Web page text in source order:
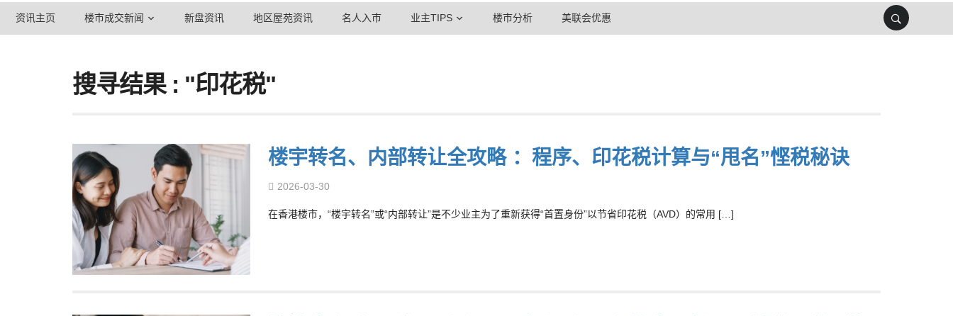
资讯主页 楼市成交新闻 新盘资讯 地区屋苑资讯 名人入市 业主TIPS 楼市分析 美联会优惠
搜寻结果 : "印花税"
楼宇转名、内部转让全攻略 ：程序、印花税计算与“甩名”悭税秘诀
2026-03-30
在香港楼市，“楼宇转名”或“内部转让”是不少业主为了重新获得“首置身份”以节省印花税（AVD）的常用 […]